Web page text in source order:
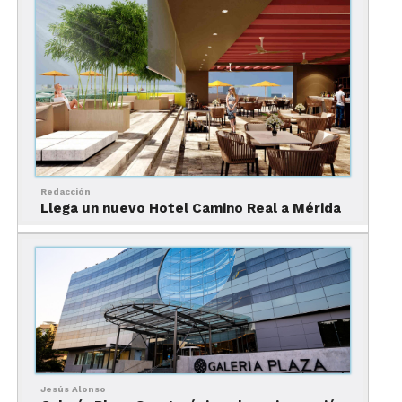
empresa en Florida.
“Nuestro nuevo parque temático representa la
mayor inversión individual que Comcast
NBCUniversal ha realizado en su negocio de
parques temáticos y en Florida en general”.
Islands of Adventure de Universal Orlando Resort
Este año TripAdvisor reconoció a Islands of
Redacción
Llega un nuevo Hotel Camino Real a Mérida
Jesús Alonso